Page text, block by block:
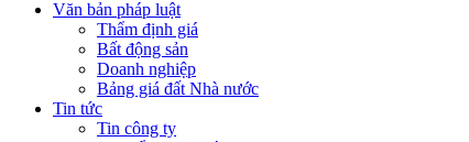
Văn bản pháp luật
Thẩm định giá
Bất động sản
Doanh nghiệp
Bảng giá đất Nhà nước
Tin tức
Tin công ty